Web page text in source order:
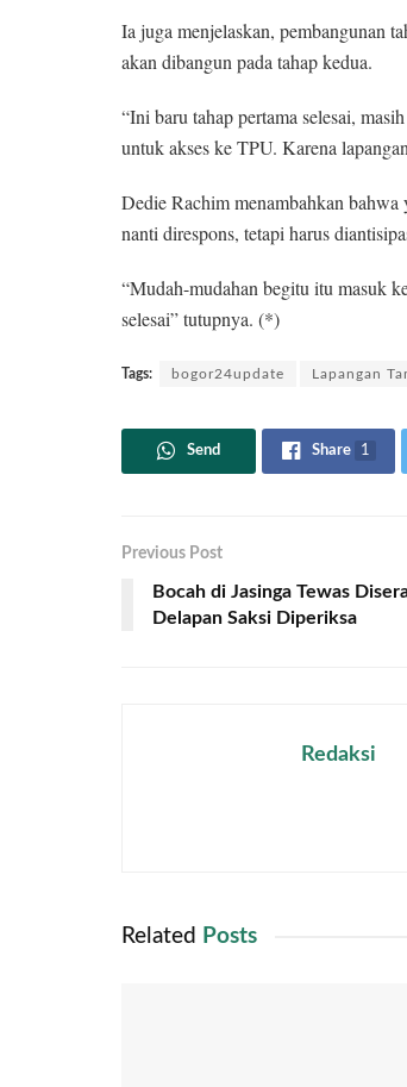
Ia juga menjelaskan, pembangunan
akan dibangun pada tahap kedua.
“Ini baru tahap pertama selesai,
untuk akses ke TPU. Karena
Dedie Rachim menambahkan
nanti direspons, tetapi harus
“Mudah-mudahan begitu itu masuk
selesai” tutupnya. (*)
Tags: bogor24update Lapangan
Send Share 1
Previous Post
Bocah di Jasinga Tewas
Delapan Saksi Diperiksa
Redaksi
Related Posts